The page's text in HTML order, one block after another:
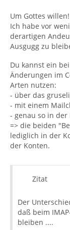
Um Gottes
Ich habe vor
derartigen
Ausgugg zu
Du kannst ein
Änderungen im
Arten nutzen:
- über das
- mit einem
- genau so in der
=> die beiden
lediglich in der
der Konten.
Zitat
Der
daß beim
bleiben ....